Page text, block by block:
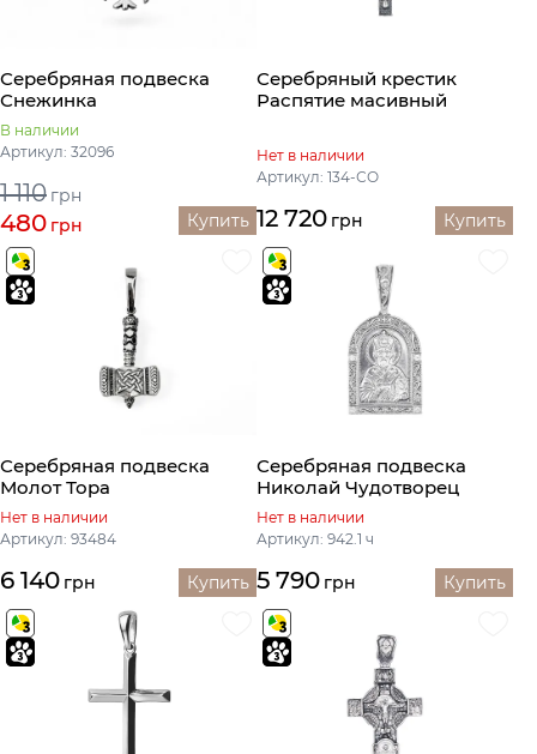
Серебряная подвеска
Снежинка
В наличии
Артикул: 32096
1 110 грн
480 грн Купить
Серебряный крестик
Распятие масивный
Нет в наличии
Артикул: 134-СО
12 720 грн Купить
Серебряная подвеска
Молот Тора
Нет в наличии
Артикул: 93484
6 140 грн Купить
Серебряная подвеска
Николай Чудотворец
Нет в наличии
Артикул: 942.1 ч
5 790 грн Купить